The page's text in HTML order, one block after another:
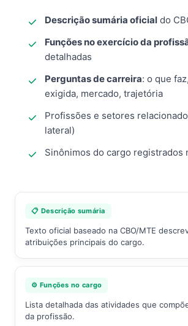
Descrição sumária oficial do
Funções no exercício da
detalhadas
Perguntas de carreira: o que
exigida, mercado, trajetória
Profissões e setores
lateral)
Sinônimos do cargo registrados
📋 Descrição sumária
Texto oficial baseado na CBO/MTE
atribuições principais do cargo.
⚙️ Funções no cargo
Lista detalhada das atividades que
da profissão.